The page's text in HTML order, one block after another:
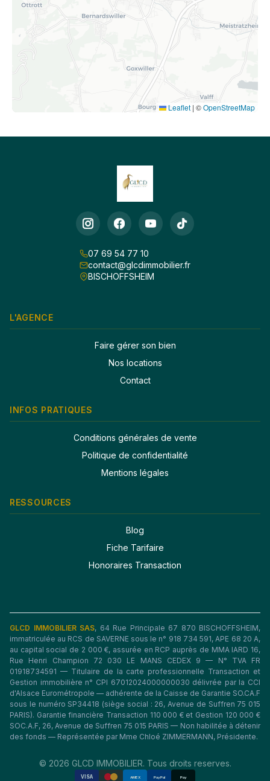
Leaflet | ©OpenStreetMap
07 69 54 77 10
contact@glcdimmobilier.fr
BISCHOFFSHEIM
L'AGENCE
Faire gérer son bien
Nos locations
Contact
INFOS PRATIQUES
Conditions générales de vente
Politique de confidentialité
Mentions légales
RESSOURCES
Blog
Fiche Tarifaire
Honoraires Transaction
GLCD IMMOBILIER SAS, 64 Rue Principale 67 870 BISCHOFFSHEIM,
immatriculée au RCS de SAVERNE sous le n° 918 734 591, APE 68 20 A,
au capital social de 2 000 €, assurée en RCP auprès de MMA IARD 16,
Rue Henri Champion 72 030 LE MANS CEDEX 9 — N° TVA FR
01918734591 — Titulaire de la carte professionnelle Transaction et
Gestion immobilière n° CPI 67012024000000030 délivrée par la CCI
d'Alsace Eurométropole — adhérente de la Caisse de Garantie SO.CA.F
sous le numéro SP34418 (siège social : 26, Avenue de Suffren 75 015
PARIS). Garantie financière Transaction 110 000 € et Gestion 120 000 €
SOC.A.F, 26, Avenue de Suffren 75 015 PARIS — Non habilitée à détenir
des fonds — Représentée par Mme Chloé ZIMMERMANN, Présidente.
© 2026 GLCD IMMOBILIER. Tous droits reserves.
VISA AMEX PayPal Pay